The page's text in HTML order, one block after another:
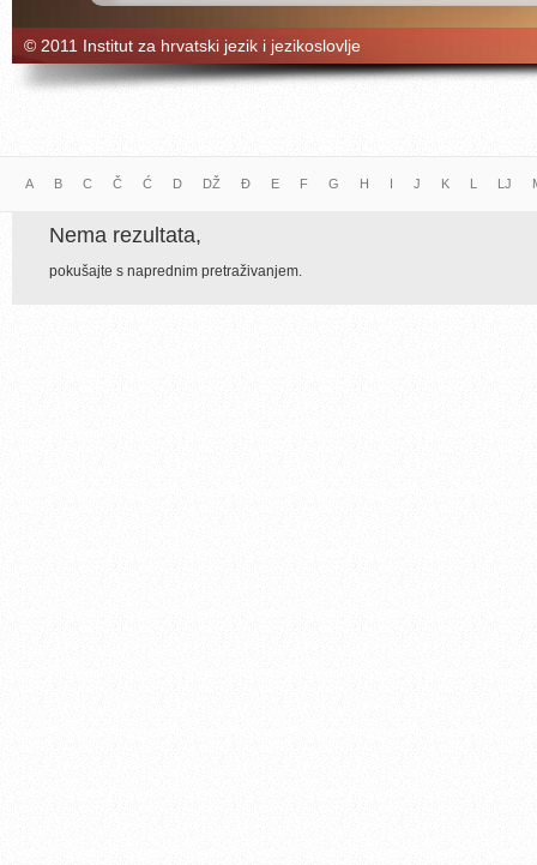
© 2011 Institut za hrvatski jezik i jezikoslovlje
A B C Č Ć D DŽ Đ E F G H I J K L LJ
Nema rezultata,
pokušajte s naprednim pretraživanjem.